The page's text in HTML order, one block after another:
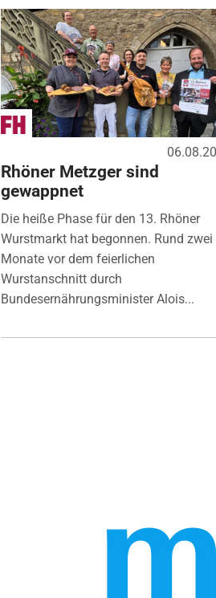
Rhöner Metzger sind
gewappnet
Die heiße Phase für den 13. Rhöner
Wurstmarkt hat begonnen. Rund zwei
Monate vor dem feierlichen
Wurstanschnitt durch
Bundesernährungsminister Alois...